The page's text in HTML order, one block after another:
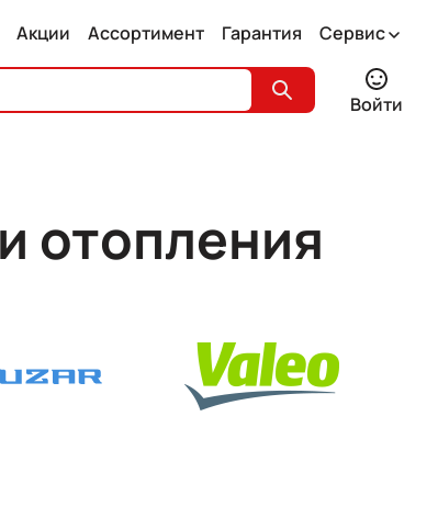
Акции Ассортимент Гарантия Сервис
Войти
отопления